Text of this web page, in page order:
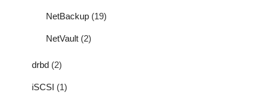
NetBackup (19)
NetVault (2)
drbd (2)
iSCSI (1)